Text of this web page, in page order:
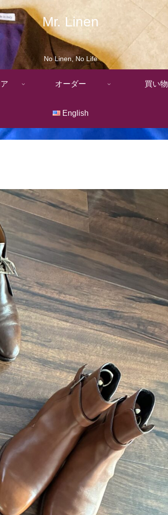
Mr. Linen
No Linen, No Life
オーダー 買い物
English